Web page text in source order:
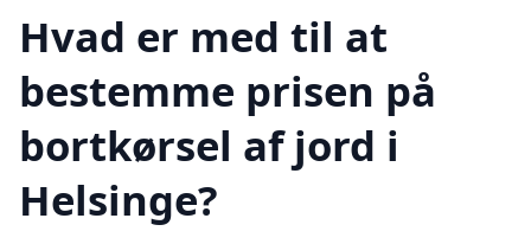
Hvad er med til at
bestemme prisen på
bortkørsel af jord i
Helsinge?